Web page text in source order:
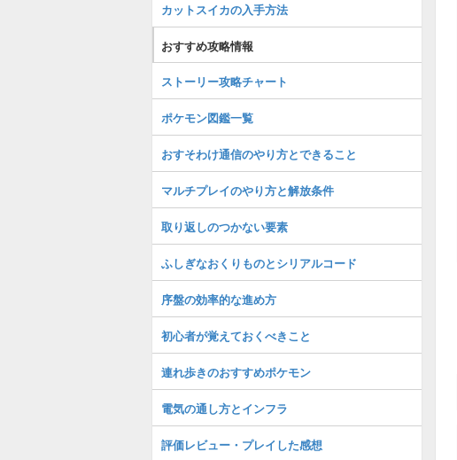
カットスイカの入手方法
おすすめ攻略情報
ストーリー攻略チャート
ポケモン図鑑一覧
おすそわけ通信のやり方とできること
マルチプレイのやり方と解放条件
取り返しのつかない要素
ふしぎなおくりものとシリアルコード
序盤の効率的な進め方
初心者が覚えておくべきこと
連れ歩きのおすすめポケモン
電気の通し方とインフラ
評価レビュー・プレイした感想